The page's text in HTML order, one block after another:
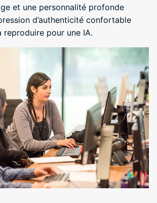
et une personnalité profonde
d’authenticité confortable
pour une IA.